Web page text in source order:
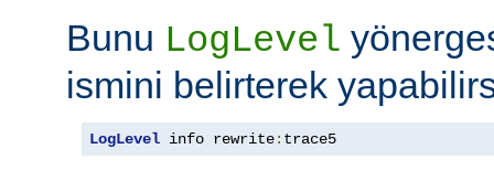
Bunu LogLevel
ismini belirterek
LogLevel info rewrite: trace5